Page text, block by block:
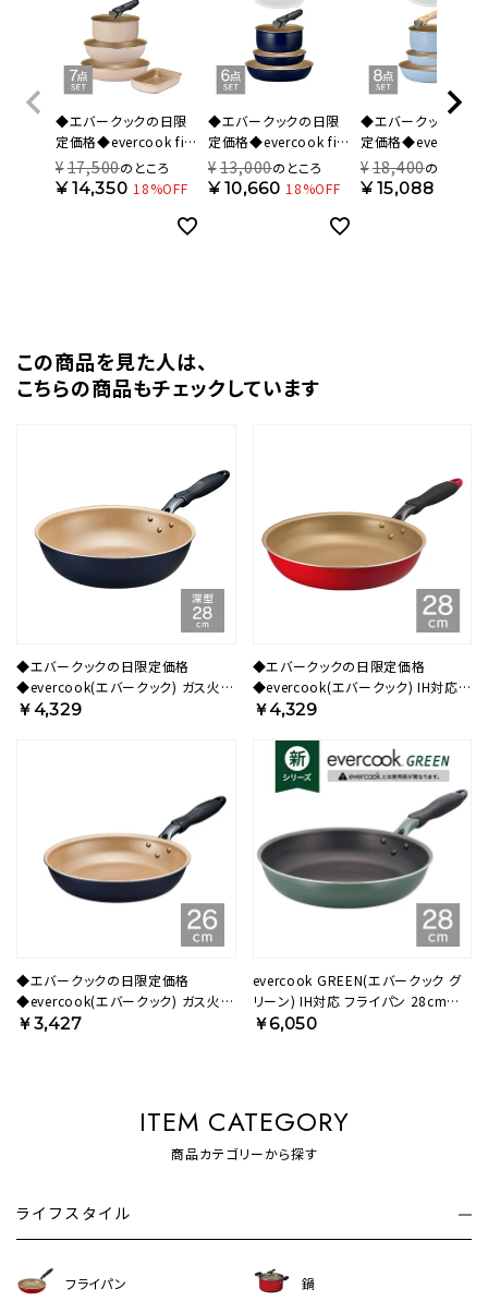
◆エバークックの日限
定価格◆evercook fit
(エバークック フィット)
着脱式 フライパン 7点
日保証 EFIST7IV【HO】
¥17,500のところ
¥14,350 18%OFF
◆エバークックの日限
定価格◆evercook fit
(エバークック フィット)
ガス火専用 着脱式 フラ
¥13,000のところ
¥10,660 18%OFF
◆エバークックの日
定価格◆evercook
(エバークック フィッ
【限定色】 IH対応 着
¥18,400のところ
¥15,088
この商品を⾒た⼈は、
こちらの商品もチェックしています
◆エバークックの日限定価格
◆evercook(エバークック) ガス火専
用 軽量 フライパン 28cm 深型 ネイ
￥4,329
◆エバークックの日限定価格
◆evercook(エバークック) IH対応
フライパン 28cm レッド 500日保証
￥4,329
◆エバークックの日限定価格
◆evercook(エバークック) ガス火専
用 軽量 フライパン 26cm ネイビー
￥3,427
evercook GREEN(エバークック グ
リーン) IH対応 フライパン 28cm
500日保証 EGIFPL28GR【HO】
￥6,050
ITEM CATEGORY
商品カテゴリーから探す
ライフスタイル
フライパン 鍋